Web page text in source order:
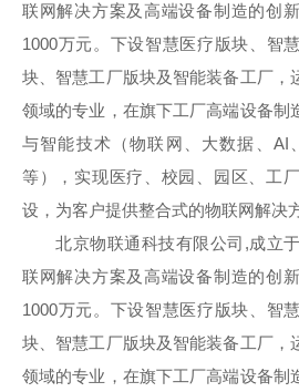
联网解决方案及高端设备制造的创
1000万元。下设智慧医疗版块、智
块、智慧工厂版块及智能装备工厂，
领域的专业，在旗下工厂高端设备制
与智能技术（物联网、大数据、AI
等），实现医疗、校园、园区、工
设，为客户提供整合式的物联网解决
北京物联通科技有限公司,成立
联网解决方案及高端设备制造的创
1000万元。下设智慧医疗版块、智
块、智慧工厂版块及智能装备工厂，
领域的专业，在旗下工厂高端设备制